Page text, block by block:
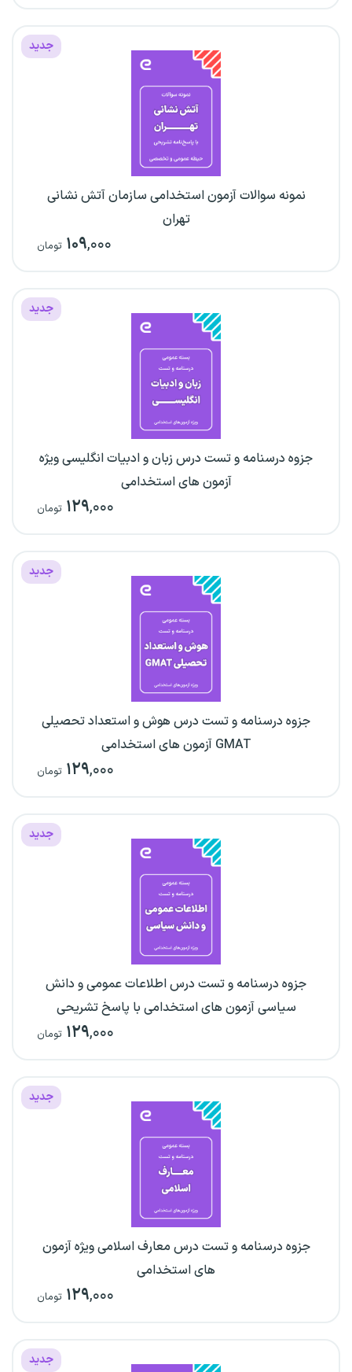
جدید
نمونه سوالات آزمون استخدامی سازمان آتش نشانی
تهران
۱۰۹,۰۰۰ تومان
جدید
جزوه درسنامه و تست درس زبان و ادبیات انگلیسی ویژه
آزمون های استخدامی
۱۲۹,۰۰۰ تومان
جدید
جزوه درسنامه و تست درس هوش و استعداد تحصیلی
GMAT آزمون های استخدامی
۱۲۹,۰۰۰ تومان
جدید
جزوه درسنامه و تست درس اطلاعات عمومی و دانش
سیاسی آزمون های استخدامی با پاسخ تشریحی
۱۲۹,۰۰۰ تومان
جدید
جزوه درسنامه و تست درس معارف اسلامی ویژه آزمون
های استخدامی
۱۲۹,۰۰۰ تومان
جدید